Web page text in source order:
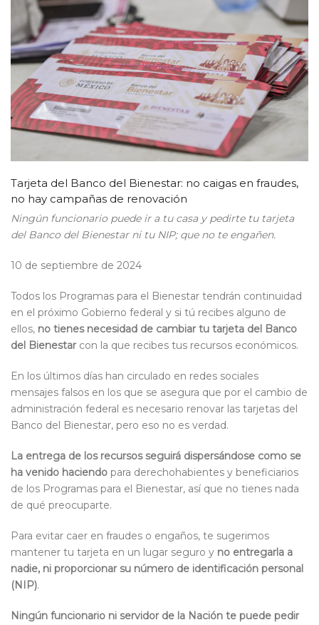
Tarjeta del Banco del Bienestar: no caigas en fraudes,
no hay campañas de renovación
Ningún funcionario puede ir a tu casa y pedirte tu tarjeta
del Banco del Bienestar ni tu NIP; que no te engañen.
10 de septiembre de 2024
Todos los Programas para el Bienestar tendrán continuidad
en el próximo Gobierno federal y si tú recibes alguno de
ellos, no tienes necesidad de cambiar tu tarjeta del Banco
del Bienestarcon la que recibes tus recursos económicos.
En los últimos días han circulado en redes sociales
mensajes falsos en los que se asegura que por el cambio de
administración federal es necesario renovar las tarjetas del
Banco del Bienestar, pero eso no es verdad.
La entrega de los recursos seguirá dispersándose como se
ha venido haciendo para derechohabientes y beneficiarios
de los Programas para el Bienestar, así que no tienes nada
de qué preocuparte.
Para evitar caer en fraudes o engaños, te sugerimos
mantener tu tarjeta en un lugar seguro y no entregarla a
nadie, ni proporcionar su número de identificación personal
(NIP).
Ningún funcionario ni servidor de la Nación te puede pedir